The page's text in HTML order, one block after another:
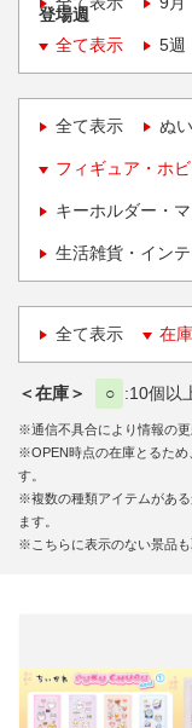
登場週
全て表示
5週
全て表示 ぬ
フィギュア・ホ
キーホルダー・
生活雑貨・イン
全て表示 在
＜在庫＞ ○ 10個以
※通信不具合により情報の更
※OPEN時点の在庫とるため
す。
※複数の種類アイテムがあ
ます。
※こちらに表示のない景品も